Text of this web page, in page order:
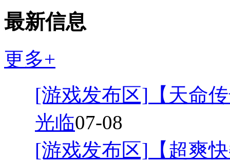
最新信息
更多+
[游戏发布区] 【天命
光临07-08
[游戏发布区] 【超爽